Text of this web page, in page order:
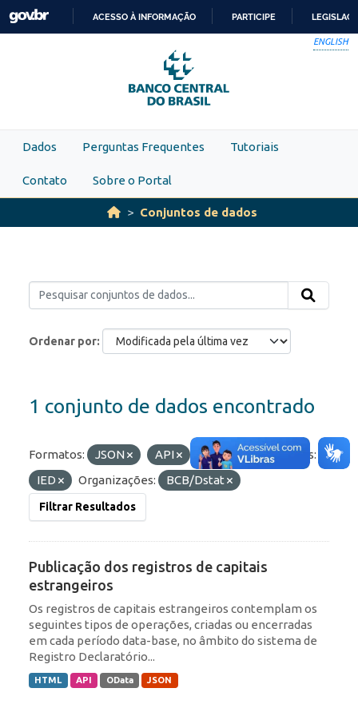
Skip to main content
PARA
O
CONTEÚDO
ACESSO À INFORMAÇÃO PARTICIPE
ENGLISH
Dados Perguntas Frequentes Tutoriais
Contato Sobre o Portal
Conjuntos de dados
Ordenar por
1 conjunto de dados encontrado
Formatos: JSON API OData
Etiquetas:
IED
Organizações: BCB/Dstat
Filtrar Resultados
Publicação dos registros de capitais
estrangeiros
Os registros de capitais estrangeiros contemplam os
seguintes tipos de operações, criadas ou encerradas
em cada período data-base, no âmbito do sistema de
Registro Declaratório...
HTML API OData JSON